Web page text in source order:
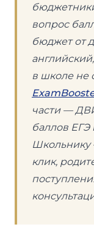
вопрос
бюджет от
в школе не
части —
баллов ЕГЭ
Школьнику
клик,